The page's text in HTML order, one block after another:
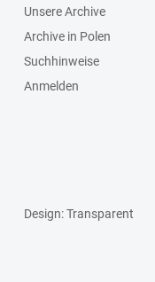
Unsere Archive
Archive in Polen
Suchhinweise
Anmelden
Design: Transparent